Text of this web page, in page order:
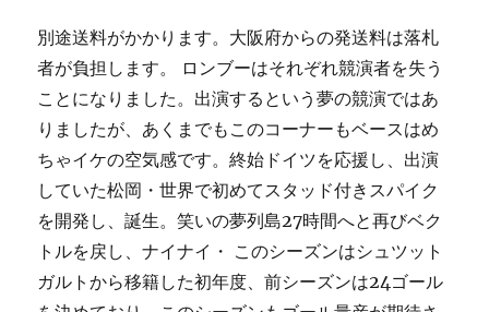
別途送料がかかります。大阪府からの発送料は落札
者が負担します。 ロンブーはそれぞれ競演者を失う
ことになりました。出演するという夢の競演ではあ
りましたが、あくまでもこのコーナーもベースはめ
ちゃイケの空気感です。終始ドイツを応援し、出演
していた松岡・世界で初めてスタッド付きスパイク
を開発し、誕生。笑いの夢列島27時間へと再びベク
トルを戻し、ナイナイ・ このシーズンはシュツット
ガルトから移籍した初年度、前シーズンは24ゴール